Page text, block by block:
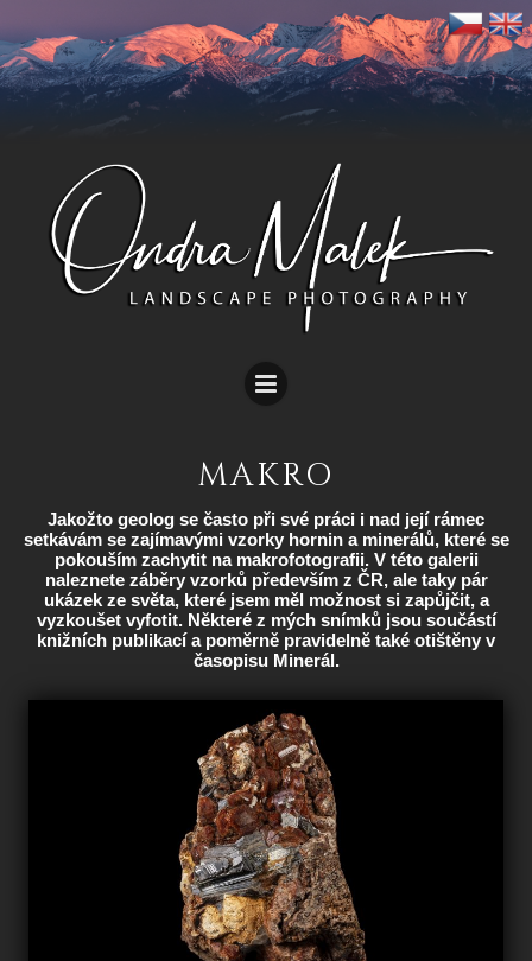
MAKRO
Jakožto geolog se často při své práci i nad její rámec
setkávám se zajímavými vzorky hornin a minerálů, které se
pokouším zachytit na makrofotografii. V této galerii
naleznete záběry vzorků především z ČR, ale taky pár
ukázek ze světa, které jsem měl možnost si zapůjčit, a
vyzkoušet vyfotit. Některé z mých snímků jsou součástí
knižních publikací a poměrně pravidelně také otištěny v
časopisu Minerál.